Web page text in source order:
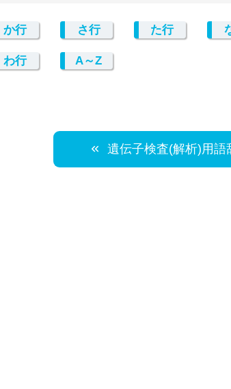
か行 さ行 た行
わ行 A～Z
遺伝子検査(解析)用語